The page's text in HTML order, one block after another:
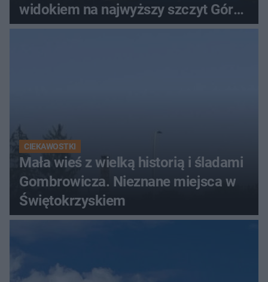
widokiem na najwyższy szczyt Gór
Świętokrzyskich
CIEKAWOSTKI
Mała wieś z wielką historią i śladami
Gombrowicza. Nieznane miejsca w
Świętokrzyskiem